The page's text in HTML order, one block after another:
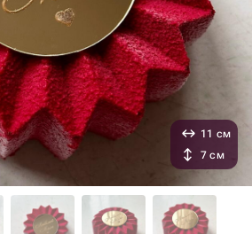
11 см
7 см